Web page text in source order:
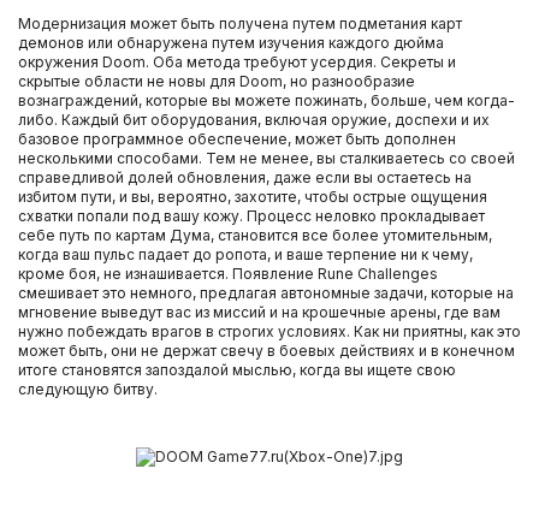
Модернизация может быть получена путем подметания карт
демонов или обнаружена путем изучения каждого дюйма
окружения Doom. Оба метода требуют усердия. Секреты и
скрытые области не новы для Doom, но разнообразие
вознаграждений, которые вы можете пожинать, больше, чем когда-
либо. Каждый бит оборудования, включая оружие, доспехи и их
базовое программное обеспечение, может быть дополнен
несколькими способами. Тем не менее, вы сталкиваетесь со своей
справедливой долей обновления, даже если вы остаетесь на
избитом пути, и вы, вероятно, захотите, чтобы острые ощущения
схватки попали под вашу кожу. Процесс неловко прокладывает
себе путь по картам Дума, становится все более утомительным,
когда ваш пульс падает до ропота, и ваше терпение ни к чему,
кроме боя, не изнашивается. Появление Rune Challenges
смешивает это немного, предлагая автономные задачи, которые на
мгновение выведут вас из миссий и на крошечные арены, где вам
нужно побеждать врагов в строгих условиях. Как ни приятны, как это
может быть, они не держат свечу в боевых действиях и в конечном
итоге становятся запоздалой мыслью, когда вы ищете свою
следующую битву.